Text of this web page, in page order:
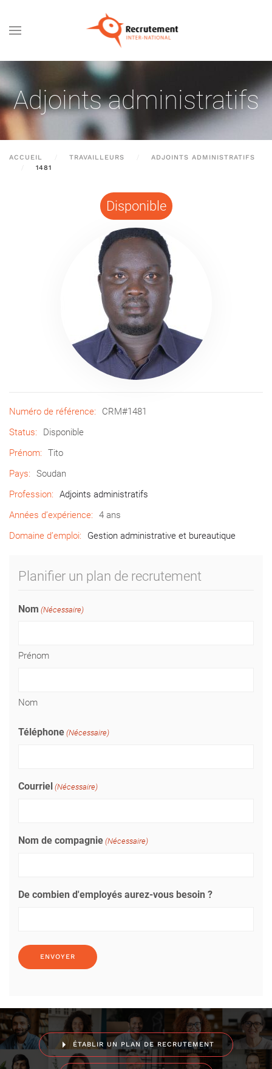
Passer au contenu principal
Adjoints administratifs
ACCUEIL TRAVAILLEURS
ADJOINTS ADMINISTRATIFS
1481
Disponible
Numéro de référence:
CRM#1481
Status:
Disponible
Prénom:
Tito
Pays:
Soudan
Profession:
Adjoints administratifs
Années d’expérience:
4 ans
Domaine d’emploi:
Gestion administrative et bureautique
Planifier un plan de recrutement
Nom (Nécessaire)
Prénom
Nom
Téléphone (Nécessaire)
Courriel (Nécessaire)
Nom de compagnie (Nécessaire)
De combien d'employés aurez-vous besoin ?
ÉTABLIR UN PLAN DE RECRUTEMENT